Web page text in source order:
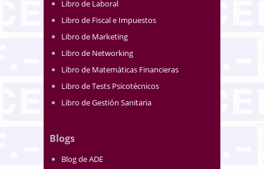
Libro de Laboral
Libro de Fiscal e Impuestos
Libro de Marketing
Libro de Networking
Libro de Matemáticas Financieras
Libro de Tests Psicotécnicos
Libro de Gestión Sanitaria
Blogs
Blog de ADE